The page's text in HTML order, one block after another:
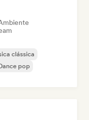
clássica
pop